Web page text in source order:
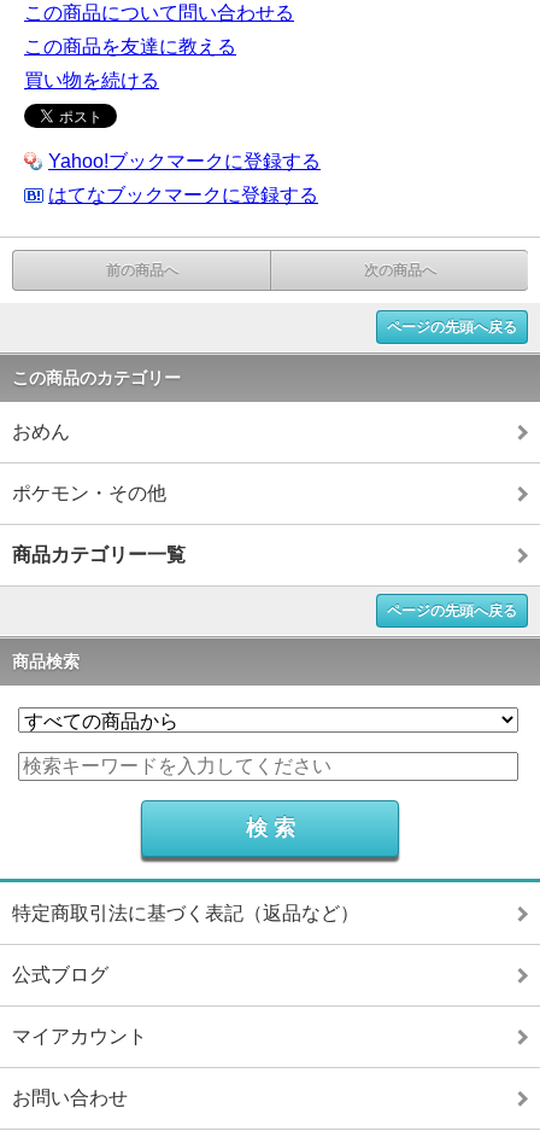
この商品について問い合わせる
この商品を友達に教える
買い物を続ける
Yahoo!ブックマークに登録する
はてなブックマークに登録する
前の商品へ 次の商品へ
ページの先頭へ戻る
この商品のカテゴリー
おめん
ポケモン・その他
商品カテゴリー一覧
ページの先頭へ戻る
商品検索
特定商取引法に基づく表記（返品など）
公式ブログ
マイアカウント
お問い合わせ